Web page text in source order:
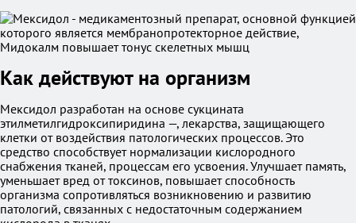
Как действуют на организм
Мексидол разработан на основе сукцината
этилметилгидроксипиридина —, лекарства, защищающего
клетки от воздействия патологических процессов. Это
средство способствует нормализации кислородного
снабжения тканей, процессам его усвоения. Улучшает память,
уменьшает вред от токсинов, повышает способность
организма сопротивляться возникновению и развитию
патологий, связанных с недостаточным содержанием